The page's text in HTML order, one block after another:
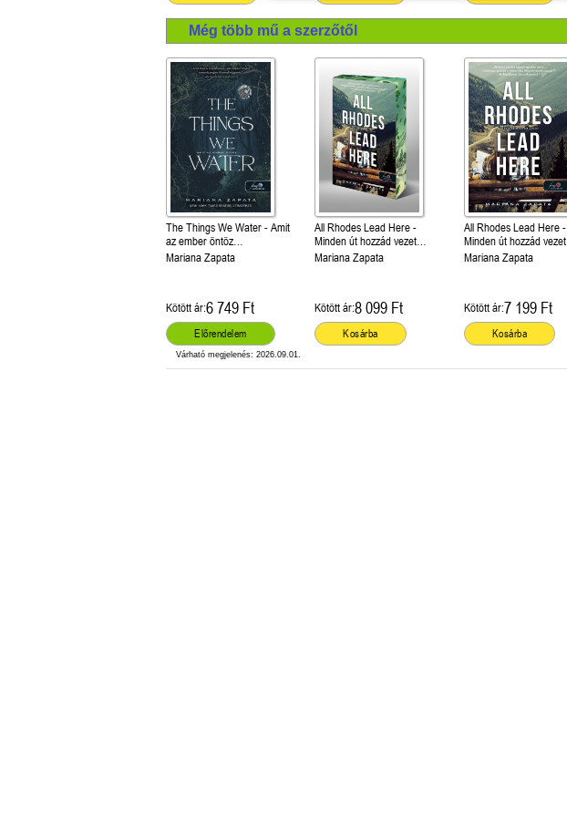
Még több mű a szerzőtől
The Things We Water - Amit
az ember öntöz…
Mariana Zapata
Kötött ár:6 749 Ft
Előrendelem
Várható megjelenés: 2026.09.01.
All Rhodes Lead Here -
Minden út hozzád vezet
(Különleges éldekorált kiadás!)
Mariana Zapata
Kötött ár:8 099 Ft
Kosárba
All Rhodes Lead Here -
Minden út hozzád vezet
Mariana Zapata
Kötött ár:7 199 Ft
Kosárba